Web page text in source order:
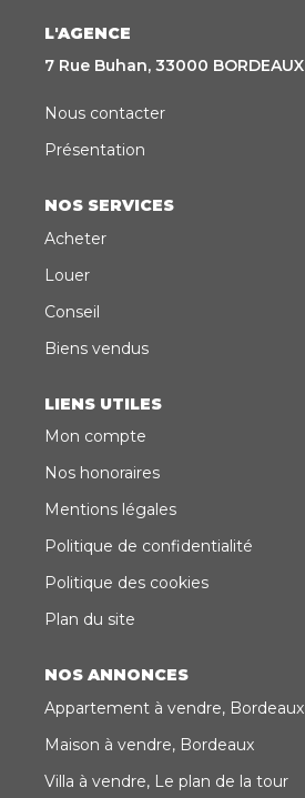
L'AGENCE
7 Rue Buhan, 33000 BORDEAUX
Nous contacter
Présentation
NOS SERVICES
Acheter
Louer
Conseil
Biens vendus
LIENS UTILES
Mon compte
Nos honoraires
Mentions légales
Politique de confidentialité
Politique des cookies
Plan du site
NOS ANNONCES
Appartement à vendre, Bordeaux
Maison à vendre, Bordeaux
Villa à vendre, Le plan de la tour